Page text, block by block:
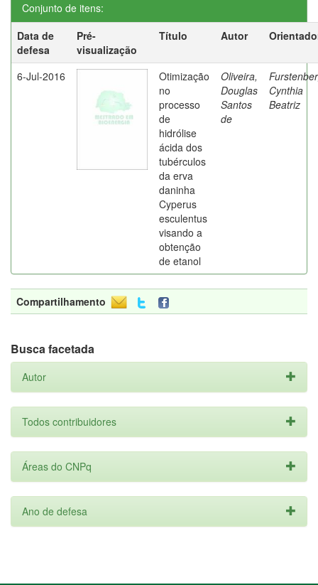
Conjunto de itens:
Data de
defesa
Pré-
visualização
Título Autor
6-Jul-2016
Otimização
no
processo
de
hidrólise
ácida dos
tubérculos
da erva
daninha
Cyperus
esculentus
visando a
obtenção
de etanol
Oliveira,
Douglas
Santos
de
Cynthia
Beatriz
Compartilhamento
Busca facetada
Autor
Todos contribuidores
Áreas do CNPq
Ano de defesa